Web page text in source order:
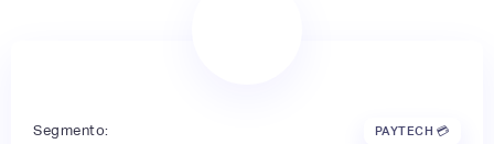
Segmento: PAYTECH 💳